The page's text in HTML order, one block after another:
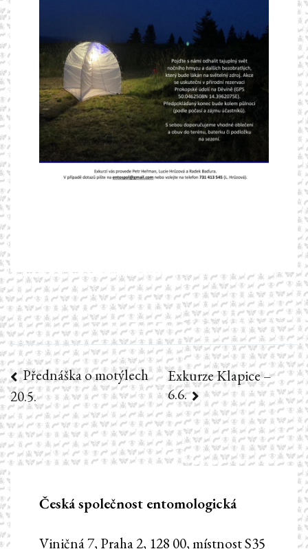
Navigace
pro
příspěvek
Přednáška o motýlech
20.5.
Exkurze Klapice –
6.6.
Česká společnost entomologická
Viničná 7, Praha 2, 128 00, místnost S35